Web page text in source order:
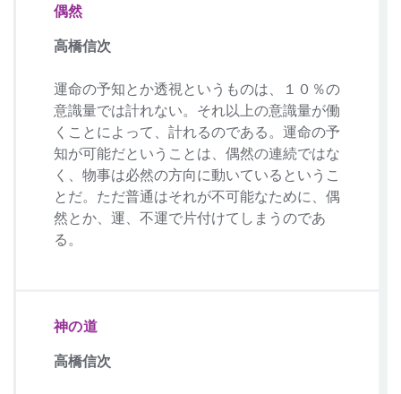
偶然
高橋信次
運命の予知とか透視というものは、１０％の
意識量では計れない。それ以上の意識量が働
くことによって、計れるのである。運命の予
知が可能だということは、偶然の連続ではな
く、物事は必然の方向に動いているというこ
とだ。ただ普通はそれが不可能なために、偶
然とか、運、不運で片付けてしまうのであ
る。
神の道
高橋信次